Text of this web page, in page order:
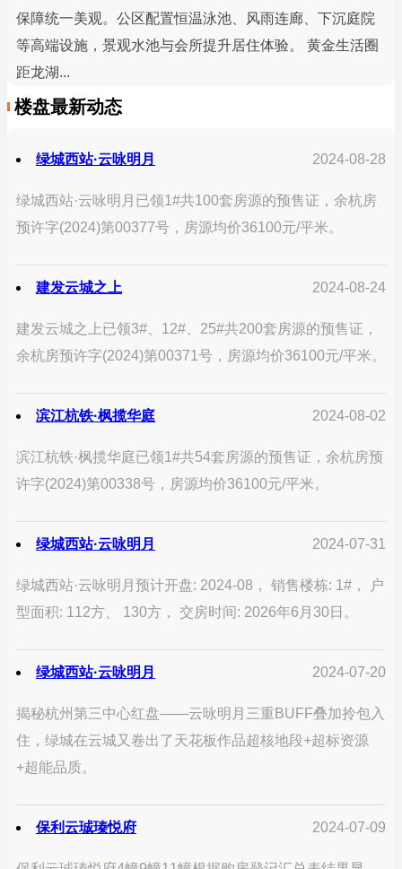
保障统一美观。公区配置恒温泳池、风雨连廊、下沉庭院
等高端设施，景观水池与会所提升居住体验。 黄金生活圈
距龙湖...
楼盘最新动态
绿城西站·云咏明月 2024-08-28
绿城西站·云咏明月已领1#共100套房源的预售证，余杭房
预许字(2024)第00377号，房源均价36100元/平米。
建发云城之上 2024-08-24
建发云城之上已领3#、12#、25#共200套房源的预售证，
余杭房预许字(2024)第00371号，房源均价36100元/平米。
滨江杭铁·枫揽华庭 2024-08-02
滨江杭铁·枫揽华庭已领1#共54套房源的预售证，余杭房预
许字(2024)第00338号，房源均价36100元/平米。
绿城西站·云咏明月 2024-07-31
绿城西站·云咏明月预计开盘: 2024-08， 销售楼栋: 1#， 户
型面积: 112方、 130方， 交房时间: 2026年6月30日。
绿城西站·云咏明月 2024-07-20
揭秘杭州第三中心红盘——云咏明月三重BUFF叠加拎包入
住，绿城在云城又卷出了天花板作品超核地段+超标资源
+超能品质。
保利云珹瑧悦府 2024-07-09